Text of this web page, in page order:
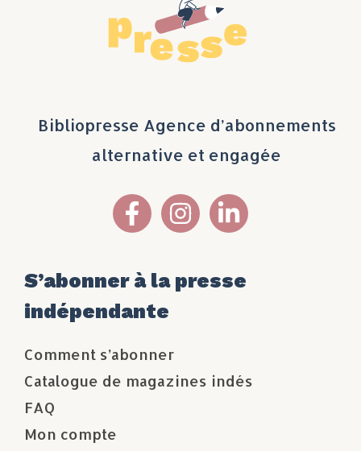
Bibliopresse Agence d’abonnements
alternative et engagée
S’abonner à la presse
indépendante
Comment s’abonner
Catalogue de magazines indés
FAQ
Mon compte